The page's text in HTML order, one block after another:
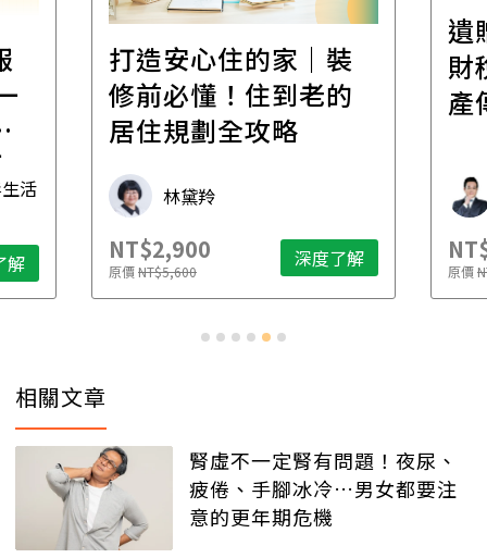
活
解
打造安心住的家｜裝
修前必懂！住到老的
居住規劃全攻略
林黛羚
NT$2,900
原價NT$5,600 深度了解
遺
財
產
原價
相關文章
腎虛不一定腎有問題！夜尿、
疲倦、手腳冰冷…男女都要注
意的更年期危機